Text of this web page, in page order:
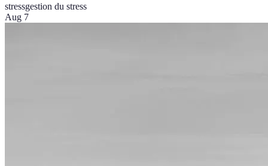
stressgestion du stress
Aug 7